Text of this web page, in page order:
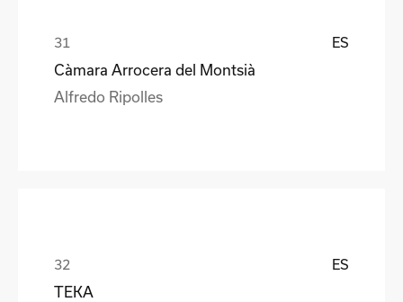
ES
Càmara Arrocera del Montsià
Alfredo Ripolles
ES
TEKA